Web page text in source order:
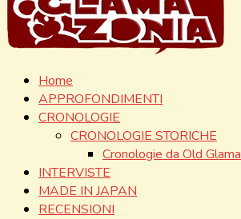
Home
APPROFONDIMENTI
CRONOLOGIE
CRONOLOGIE STORICHE
Cronologie da Old Glama
INTERVISTE
MADE IN JAPAN
RECENSIONI